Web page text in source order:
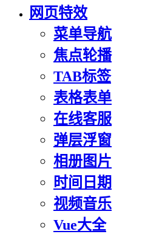
网页特效
菜单导航
焦点轮播
TAB标签
表格表单
在线客服
弹层浮窗
相册图片
时间日期
视频音乐
Vue大全